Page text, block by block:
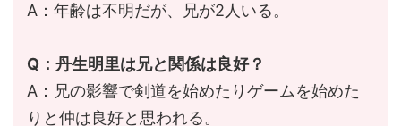
A：年齢は不明だが、兄が2人いる。
Q：丹生明里は兄と関係は良好？
A：兄の影響で剣道を始めたりゲームを始めた
りと仲は良好と思われる。